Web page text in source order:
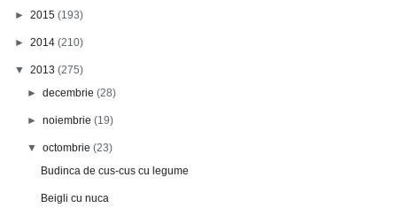
► 2015 (193)
► 2014 (210)
▼ 2013 (275)
►decembrie(28)
►noiembrie(19)
▼octombrie(23)
Budinca de cus-cus cu legume
Beigli cu nuca